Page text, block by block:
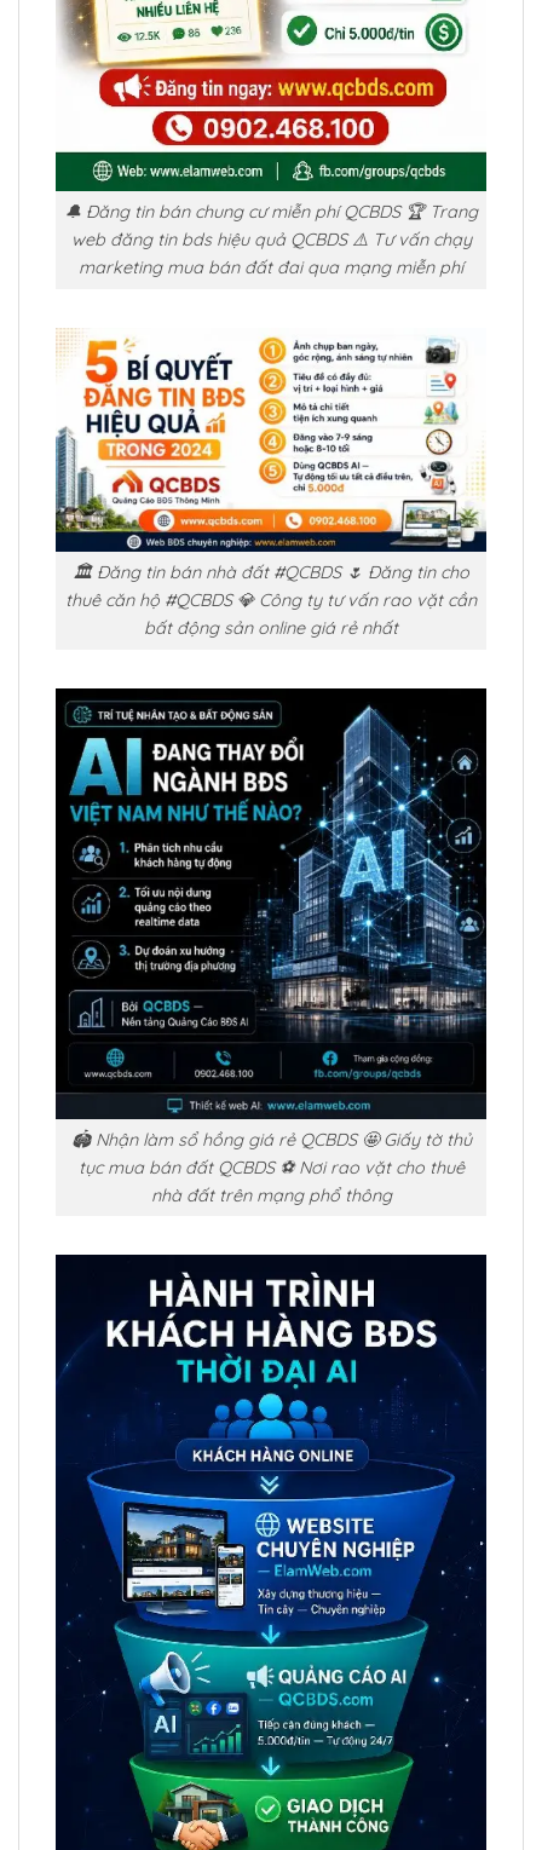
🔔 Đăng tin bán chung cư miễn phí QCBDS 🏆 Trang
web đăng tin bds hiệu quả QCBDS ⚠️ Tư vấn chạy
marketing mua bán đất đai qua mạng miễn phí
🏛️ Đăng tin bán nhà đất #QCBDS 🌷 Đăng tin cho
thuê căn hộ #QCBDS 💎 Công ty tư vấn rao vặt cần
bất động sản online giá rẻ nhất
🏟️ Nhận làm sổ hồng giá rẻ QCBDS 🤩 Giấy tờ thủ
tục mua bán đất QCBDS ⚽ Nơi rao vặt cho thuê
nhà đất trên mạng phổ thông